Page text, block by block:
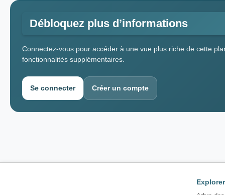
Débloquez plus d’informations
Connectez-vous pour accéder à une vue plus riche de cette
fonctionnalités supplémentaires.
Se connecter Créer un compte
Explorer